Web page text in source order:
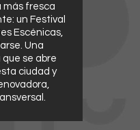
más fresca
un Festival
Escénicas,
Una
se abre
ciudad y